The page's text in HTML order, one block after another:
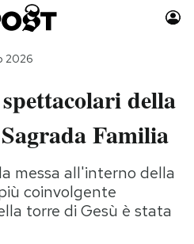
Auto
Moda
Consumismi
Storie/Idee
2026
della
Familia
messa all'interno della
coinvolgente
torre di Gesù è stata